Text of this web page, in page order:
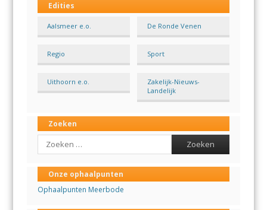
Edities
Aalsmeer e.o. De Ronde Venen
Regio Sport
Uithoorn e.o.
Zakelijk-Nieuws-
Landelijk
Zoeken
Search
Onze ophaalpunten
Ophaalpunten Meerbode